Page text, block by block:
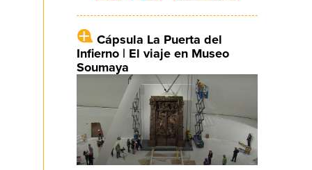
Cápsula La Puerta del
Infierno | El viaje en Museo
Soumaya